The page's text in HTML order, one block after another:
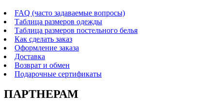
FAQ (часто задаваемые вопросы)
Таблица размеров одежды
Таблица размеров постельного белья
Как сделать заказ
Оформление заказа
Доставка
Возврат и обмен
Подарочные сертификаты
ПАРТНЕРАМ